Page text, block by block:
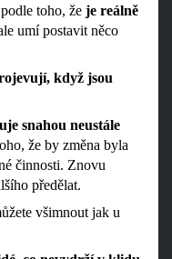
toho, že je reálně
umí postavit něco
když jsou
snahou neustále
že by změna byla
činnosti. Znovu
předělat.
všimnout jak u